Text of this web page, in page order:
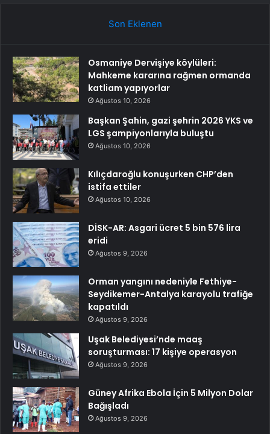
Son Eklenen
Osmaniye Dervişiye köylüleri:
Mahkeme kararına rağmen ormanda
katliam yapıyorlar
Ağustos 10, 2026
Başkan Şahin, gazi şehrin 2026 YKS ve
LGS şampiyonlarıyla buluştu
Ağustos 10, 2026
Kılıçdaroğlu konuşurken CHP’den
istifa ettiler
Ağustos 10, 2026
DİSK-AR: Asgari ücret 5 bin 576 lira
eridi
Ağustos 9, 2026
Orman yangını nedeniyle Fethiye-
Seydikemer-Antalya karayolu trafiğe
kapatıldı
Ağustos 9, 2026
Uşak Belediyesi’nde maaş
soruşturması: 17 kişiye operasyon
Ağustos 9, 2026
Güney Afrika Ebola İçin 5 Milyon Dolar
Bağışladı
Ağustos 9, 2026